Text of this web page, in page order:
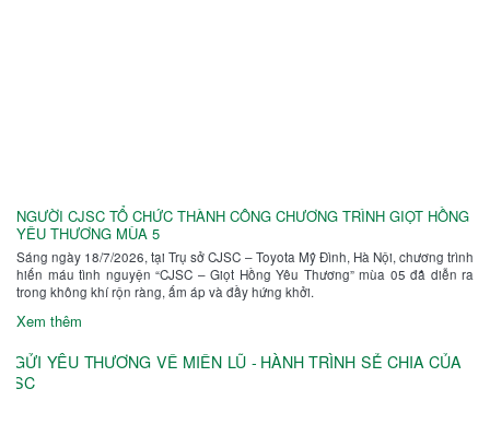
NGƯỜI CJSC TỔ CHỨC THÀNH CÔNG CHƯƠNG TRÌNH GIỌT HỒNG
YÊU THƯƠNG MÙA 5
Sáng ngày 18/7/2026, tại Trụ sở CJSC – Toyota Mỹ Đình, Hà Nội, chương trình
hiến máu tình nguyện “CJSC – Giọt Hồng Yêu Thương” mùa 05 đã diễn ra
trong không khí rộn ràng, ấm áp và đầy hứng khởi.
Xem thêm